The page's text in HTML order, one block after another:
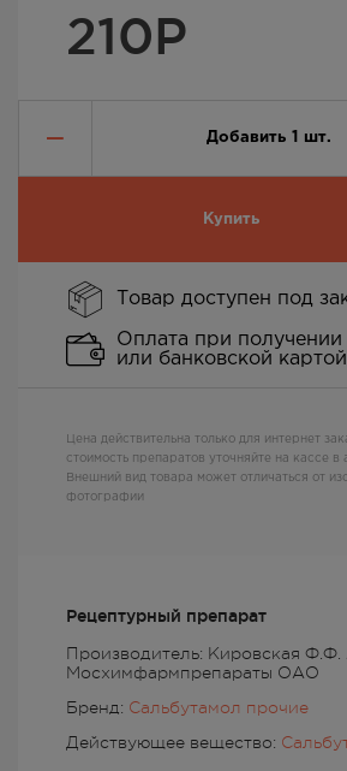
210Р
Добавить 1 шт.
Купить
Рецептурный препарат
Производитель: Кировская
Мосхимфармпрепараты ОАО
Бренд: Сальбутамол прочие
Действующее вещество:
Товар доступен под
Оплата при
или банковской картой
Цена действительна только для интернет
стоимость препаратов уточняйте на кассе в
Внешний вид товара может отличаться от
фотографии